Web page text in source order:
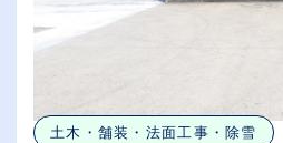
土木・舗装・法面工事・除雪